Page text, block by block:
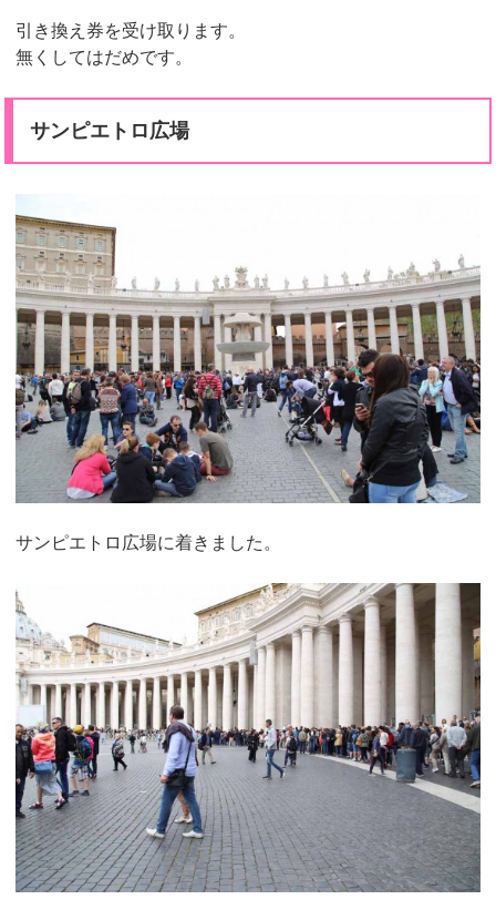
引き換え券を受け取ります。
無くしてはだめです。
サンピエトロ広場
サンピエトロ広場に着きました。